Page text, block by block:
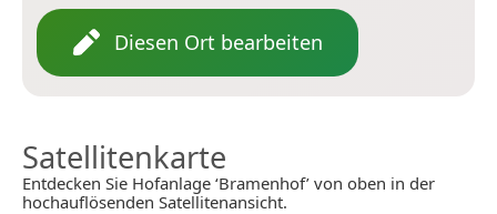
Diesen Ort bearbeiten
Satellitenkarte
Entdecken Sie Hofanlage ‘Bramenhof’ von oben in der
hochauflösenden Satellitenansicht.